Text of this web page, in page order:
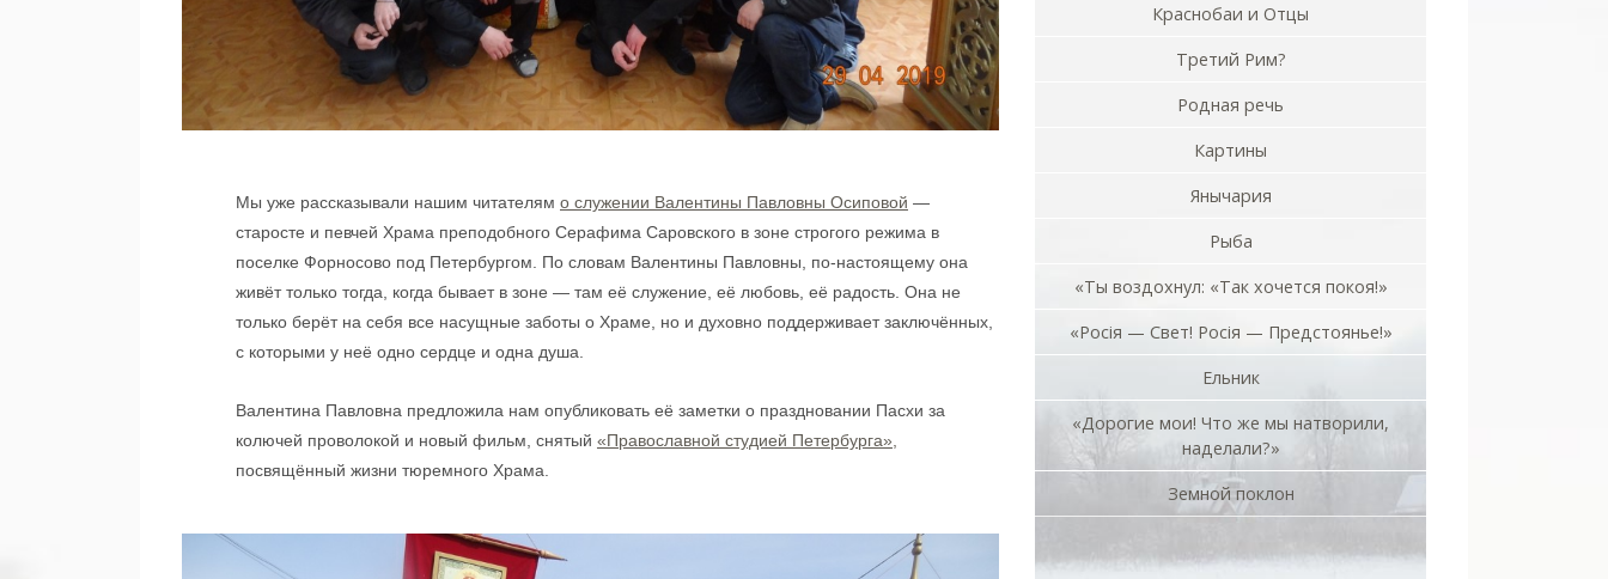
Мы уже рассказывали нашим читателям о служении Валентины Павловны Осиповой —
старосте и певчей Храма преподобного Серафима Саровского в зоне строгого режима в
поселке Форносово под Петербургом. По словам Валентины Павловны, по-настоящему она
живёт только тогда, когда бывает в зоне — там её служение, её любовь, её радость. Она не
только берёт на себя все насущные заботы о Храме, но и духовно поддерживает заключённых,
с которыми у неё одно сердце и одна душа.
Валентина Павловна предложила нам опубликовать её заметки о праздновании Пасхи за
колючей проволокой и новый фильм, снятый «Православной студией Петербурга»,
посвящённый жизни тюремного Храма.
Краснобаи и Отцы
Третий Рим?
Родная речь
Картины
Янычария
Рыба
«Ты воздохнул: «Так хочется покоя!»
«Росiя — Свет! Росiя — Предстоянье!»
Ельник
«Дорогие мои! Что же мы натворили,
наделали?»
Земной поклон